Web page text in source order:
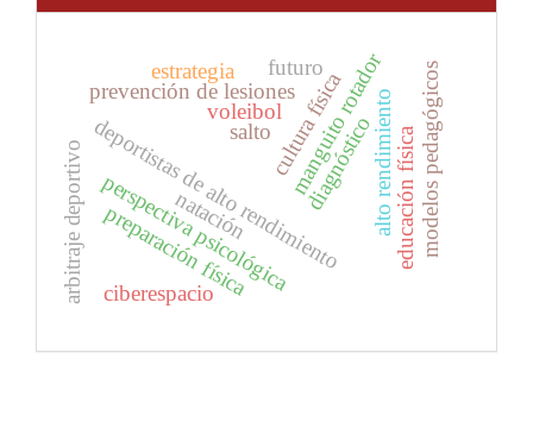
deportistas de alto rendimiento
diagnóstico
manguito rotador
natación
prevención de lesiones alto rendimiento
perspectiva psicológica educación físicamodelos pedagógicos
arbitraje deportivopreparación física
salto
voleibolcultura física
estrategia
ciberespacio
futuro